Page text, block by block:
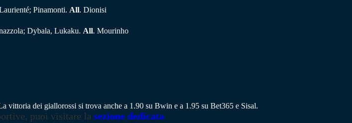
Pinamonti. All. Dionisi
Dybala, Lukaku. All. Mourinho
vittoria dei giallorossi si trova anche a 1.90 su Bwin e a 1.95 su Bet365 e Sisal.
puoi visitare la sezione dedicata